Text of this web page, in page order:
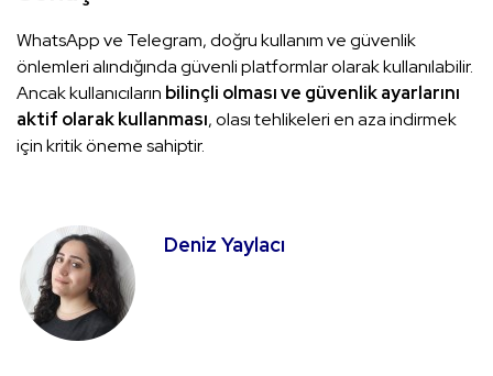
WhatsApp ve Telegram, doğru kullanım ve güvenlik
önlemleri alındığında güvenli platformlar olarak kullanılabilir.
Ancak kullanıcıların bilinçli olması ve güvenlik ayarlarını
aktif olarak kullanması, olası tehlikeleri en aza indirmek
için kritik öneme sahiptir.
Deniz Yaylacı